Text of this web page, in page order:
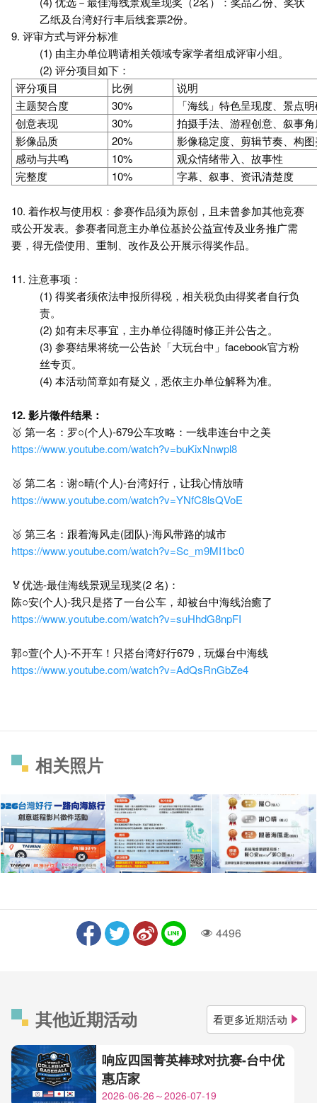
乙纸及台湾好行丰后线套票2份。
9. 评审方式与评分标准
(1) 由主办单位聘请相关领域专家学者组成评审小组。
(2) 评分项目如下：
评分项目
比例
说明
主题契合度
30%
「海线」特色呈现度、景点
创意表现
30%
拍摄手法、游程创意、叙事
影像品质
20%
影像稳定度、剪辑节奏、构
感动与共鸣
10%
观众情绪带入、故事性
完整度
10% 字幕、叙事、资讯清楚度
10. 着作权与使用权：参赛作品须为原创，且未曾参加其他竞赛
或公开发表。参赛者同意主办单位基於公益宣传及业务推广需
要，得无偿使用、重制、改作及公开展示得奖作品。
11. 注意事项：
(1) 得奖者须依法申报所得税，相关税负由得奖者自行负
责。
(2) 如有未尽事宜，主办单位得随时修正并公告之。
(3) 参赛结果将统一公告於「大玩台中」facebook官方粉
丝专页。
(4) 本活动简章如有疑义，悉依主办单位解释为准。
12. 影片徵件结果：
🥇 第一名：罗○(个人)-679公车攻略：一线串连台中之美
https://www.youtube.com/watch?v=buKixNnwpl8
🥈 第二名：谢○晴(个人)-台湾好行，让我心情放晴
https://www.youtube.com/watch?v=YNfC8lsQVoE
🥉 第三名：跟着海风走(团队)-海风带路的城市
https://www.youtube.com/watch?v=Sc_m9MI1bc0
🏅优选-最佳海线景观呈现奖(2 名)：
陈○安(个人)-我只是搭了一台公车，却被台中海线治癒了
https://www.youtube.com/watch?v=suHhdG8npFI
郭○萱(个人)-不开车！只搭台湾好行679，玩爆台中海线
https://www.youtube.com/watch?v=AdQsRnGbZe4
相关照片
人气4496
其他近期活动 看更多近期活动
响应四国菁英棒球对抗赛-台中优
惠店家
2026-06-26～2026-07-19